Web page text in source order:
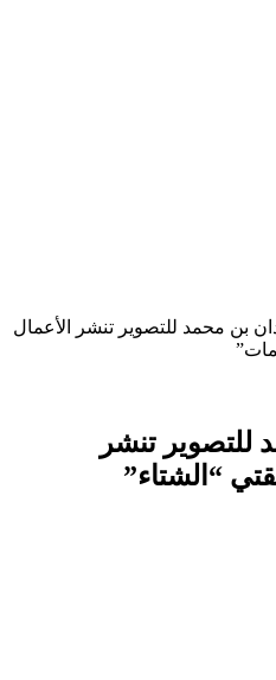
بن محمد للتصوير تنشر الأعمال
تنشر
“الشتاء”